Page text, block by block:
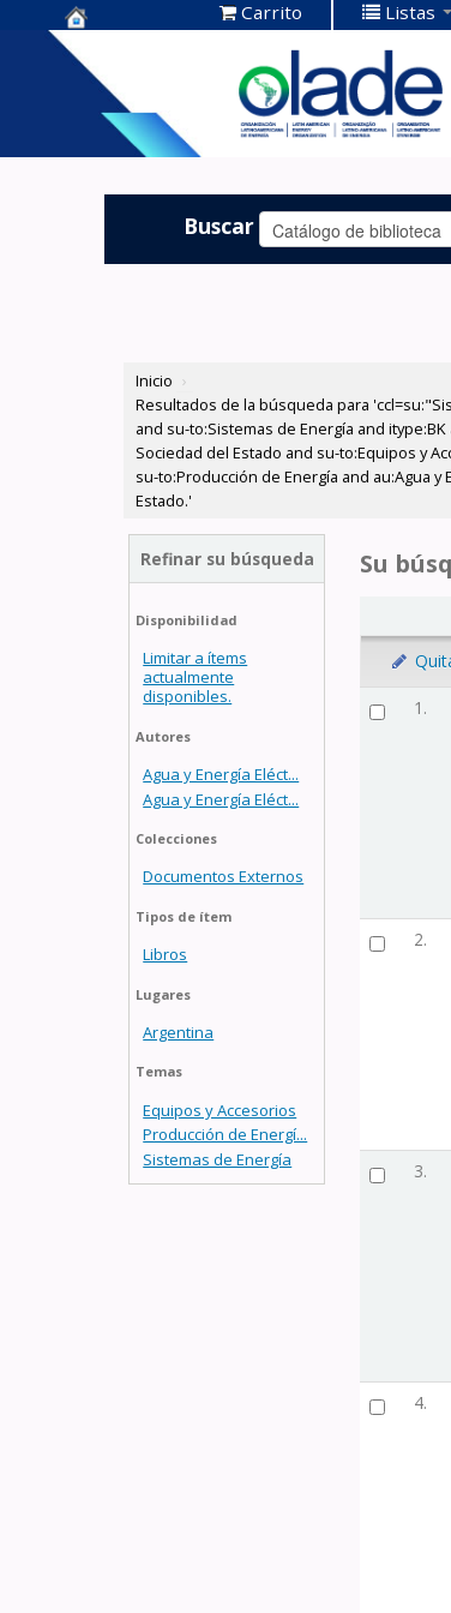
Centro de
Documentación
OLADE -
Carrito Listas
Buscar
Inicio ›
Resultados de la búsqueda para
and su-to:Sistemas de Energía and
Sociedad del Estado and su-to:Equipos y
su-to:Producción de Energía and au:Agua y
Estado.'
Refinar su búsqueda
Disponibilidad
Limitar a ítems
actualmente
disponibles.
Autores
Agua y Energía Eléct...
Agua y Energía Eléct...
Colecciones
Documentos Externos
Tipos de ítem
Libros
Lugares
Argentina
Temas
Equipos y Accesorios
Producción de Energí...
Sistemas de Energía
Su
1.
2.
3.
4.